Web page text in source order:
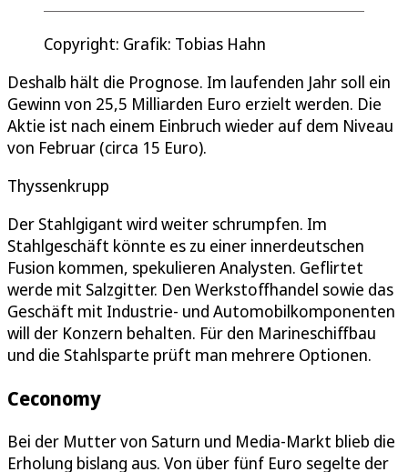
Copyright: Grafik: Tobias Hahn
Deshalb hält die Prognose. Im laufenden Jahr soll ein
Gewinn von 25,5 Milliarden Euro erzielt werden. Die
Aktie ist nach einem Einbruch wieder auf dem Niveau
von Februar (circa 15 Euro).
Thyssenkrupp
Der Stahlgigant wird weiter schrumpfen. Im
Stahlgeschäft könnte es zu einer innerdeutschen
Fusion kommen, spekulieren Analysten. Geflirtet
werde mit Salzgitter. Den Werkstoffhandel sowie das
Geschäft mit Industrie- und Automobilkomponenten
will der Konzern behalten. Für den Marineschiffbau
und die Stahlsparte prüft man mehrere Optionen.
Ceconomy
Bei der Mutter von Saturn und Media-Markt blieb die
Erholung bislang aus. Von über fünf Euro segelte der